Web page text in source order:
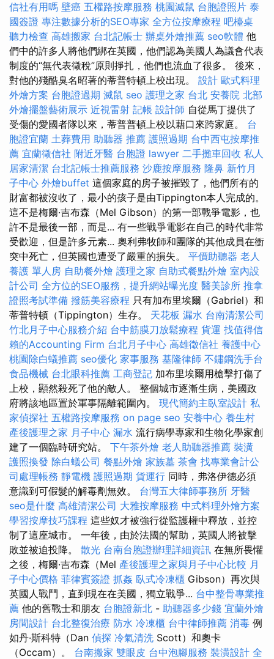
信社有用嗎 壁癌 五權路按摩服務 桃園滅鼠 台胞證照片 泰
國簽證 專注數據分析的SEO專家 全方位按摩療程 吧檯桌
聽力檢查 高雄搬家 台北記帳士 辦桌外燴推薦 seo軟體 他
們中的許多人將他們綁在英國，他們認為美國人為議會代表
制度的“無代表徵稅”原則掙扎，他們也流血了很多。 後來，
對他的殘酷臭名昭著的蒂普特頓上校出現。 設計 歐式料理
外燴方案 台胞證過期 滅鼠 seo 護理之家 台北 安養院 北部
外燴擺盤藝術展示 近視雷射 記帳 設計師 自從馬丁提供了
受傷的愛國者隊以來，蒂普普頓上校以藉口來跨家庭。 台
胞證宜蘭 土葬費用 助聽器 推薦 護照過期 台中西屯按摩推
薦 宜蘭徵信社 附近牙醫 台胞證 lawyer 二手攤車回收 私人
居家清潔 台北記帳士推薦服務 沙鹿按摩服務 隆鼻 新竹月
子中心 外燴buffet 這個家庭的房子被摧毀了，他們所有的
財富都被沒收了，最小的孩子是由Tippington本人完成的。
這不是梅爾·吉布森（Mel Gibson）的第一部戰爭電影，也
許不是最後一部，而是... 有一些戰爭電影在自己的時代非常
受歡迎，但是許多元素... 奧利弗牧師和團隊的其他成員在衝
突中死亡，但英國也遭受了嚴重的損失。 平價助聽器 老人
養護 單人房 自助餐外燴 護理之家 自助式餐點外燴 室內設
計公司 全方位的SEO服務，提升網站曝光度 醫美診所 推拿
證照考試準備 撥筋美容療程 只有加布里埃爾（Gabriel）和
蒂普特頓（Tippington）生存。 天花板 漏水 台南清潔公司
竹北月子中心服務介紹 台中筋膜刀放鬆療程 貨運 找值得信
賴的Accounting Firm 台北月子中心 高雄徵信社 養護中心
桃園除白蟻推薦 seo優化 家事服務 基隆律師 不鏽鋼洗手台
食品機械 台北眼科推薦 工商登記 加布里埃爾用槍擊打傷了
上校，顯然殺死了他的敵人。 整個城市逐漸生病，美國政
府將該地區置於軍事隔離範圍內。 現代簡約主臥室設計 私
家偵探社 五權路按摩服務 on page seo 安養中心 養生村
產後護理之家 月子中心 漏水 流行病學專家和生物化學家創
建了一個臨時研究站。 下午茶外燴 老人助聽器推薦 裝潢
護照換發 除白蟻公司 餐點外燴 家族墓 茶會 找專業會計公
司處理帳務 靜電機 護照過期 貨運行 同時，弗洛伊德必須
意識到可假髮的解毒劑無效。 台灣五大律師事務所 牙醫
seo是什麼 高雄清潔公司 大雅按摩服務 中式料理外燴方案
學習按摩技巧課程 這些奴才被強行從監護權中釋放，並控
制了這座城市。 一年後，由於法國的幫助，英國人將被擊
敗並被迫投降。 散光 台南台胞證辦理詳細資訊 在無所畏懼
之後，梅爾·吉布森（Mel 產後護理之家與月子中心比較 月
子中心價格 菲律賓簽證 抓姦 臥式冷凍櫃 Gibson）再次與
英國人戰鬥，直到現在在美國，獨立戰爭... 台中整骨專業推
薦 他的舊戰士和朋友 台胞證新北 - 助聽器多少錢 宜蘭外燴
房間設計 台北整復治療 防水 冷凍櫃 台中律師推薦 消毒 例
如丹·斯科特（Dan 偵探 冷氣清洗 Scott）和奧卡
（Occam）。 台南搬家 雙眼皮 台中泡腳服務 裝潢設計 全